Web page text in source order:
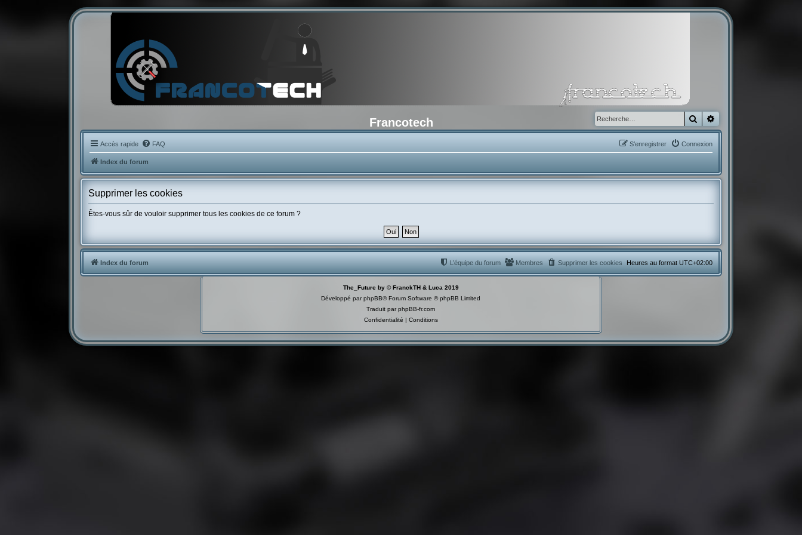
Francotech Rechercher
Accès rapide FAQ Connexion
S’enregistrer
Index du forum
Supprimer les cookies
Êtes-vous sûr de vouloir supprimer tous les cookies de ce forum ?
Index du forum Heures au format UTC+02:00
Supprimer les cookies
Membres
L’équipe du forum
The_Future by © FranckTH & Luca 2019
Développé parphpBB® Forum Software © phpBB Limited
Traduit parphpBB-fr.com
Confidentialité
Conditions